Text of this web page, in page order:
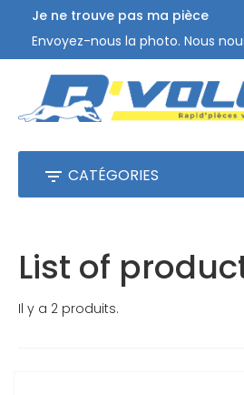
Je ne trouve pas ma pièce
Envoyez-nous la photo. Nous
 CATÉGORIES
List of
Il y a 2 produits.